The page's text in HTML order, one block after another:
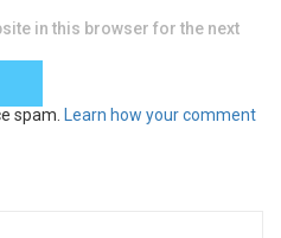
in this browser for the next
spam.
Learn how your comment